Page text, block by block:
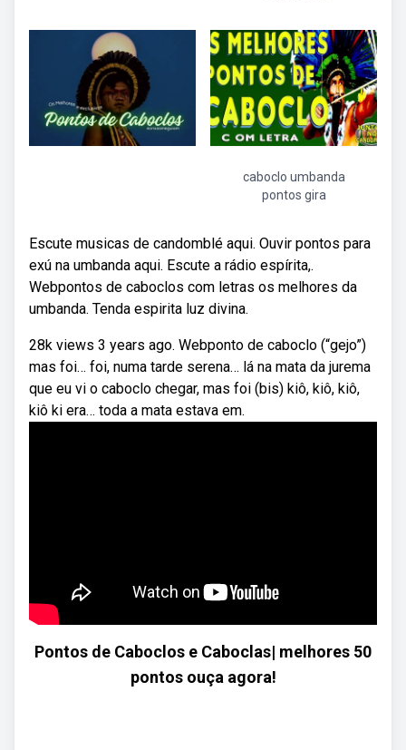
caboclo umbanda
pontos gira
Escute musicas de candomblé aqui. Ouvir pontos para
exú na umbanda aqui. Escute a rádio espírita,.
Webpontos de caboclos com letras os melhores da
umbanda. Tenda espirita luz divina.
28k views 3 years ago. Webponto de caboclo (“gejo”)
mas foi… foi, numa tarde serena… lá na mata da jurema
que eu vi o caboclo chegar, mas foi (bis) kiô, kiô, kiô,
kiô ki era… toda a mata estava em.
Pontos de Caboclos e Caboclas| melhores 50
pontos ouça agora!